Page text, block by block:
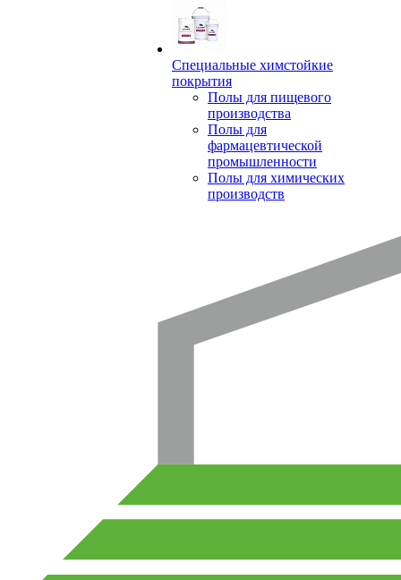
Специальные химстойкие
покрытия
Полы для пищевого
производства
Полы для
фармацевтической
промышленности
Полы для химических
производств